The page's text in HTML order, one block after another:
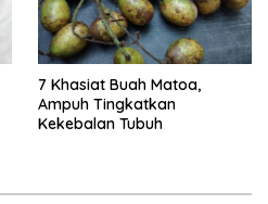
7 Khasiat Buah Matoa,
Ampuh Tingkatkan
Kekebalan Tubuh